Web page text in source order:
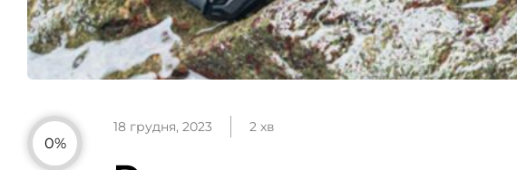
0%
18 грудня, 2023 2 хв